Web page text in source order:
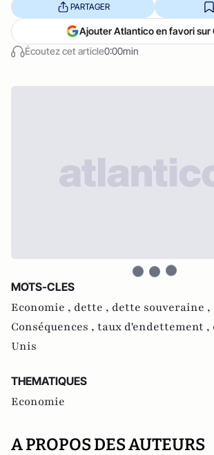
Écoutez cet article0:00min
PARTAGER
Ajouter Atlantico en favori sur
MOTS-CLES
Economie , dette , dette souveraine ,
Conséquences , taux d'endettement ,
Unis
THEMATIQUES
Economie
A PROPOS DES AUTEURS